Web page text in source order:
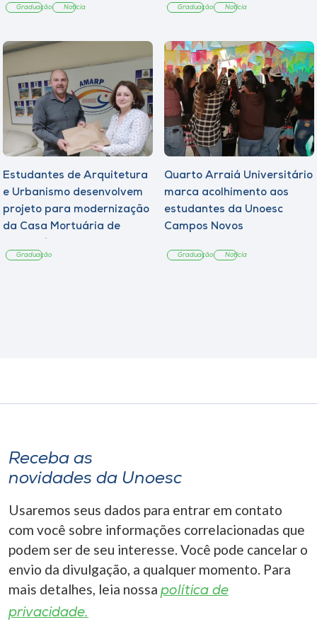
Graduação Notícia Graduação Notícia
Estudantes de Arquitetura
e Urbanismo desenvolvem
projeto para modernização
da Casa Mortuária de
Graduação
Quarto Arraiá Universitário
marca acolhimento aos
estudantes da Unoesc
Campos Novos
Graduação Notícia
Receba as
novidades da Unoesc
Usaremos seus dados para entrar em contato
com você sobre informações correlacionadas que
podem ser de seu interesse. Você pode cancelar o
envio da divulgação, a qualquer momento. Para
mais detalhes, leia nossa política de
privacidade.